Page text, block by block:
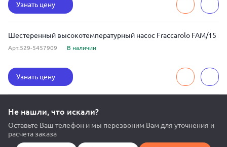
Узнать цену
Шестеренный высокотемпературный насос Fraccarolo FAM/15
Арт.529-5457909 В наличии
Узнать цену
Не нашли, что искали?
Оставьте Ваш телефон и мы перезвоним Вам для уточнения и
расчета заказа